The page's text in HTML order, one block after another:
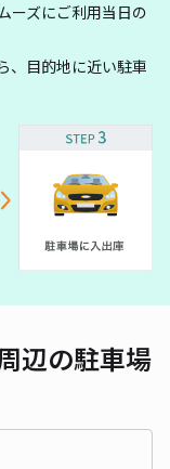
ーズにご利用当日の
、目的地に近い駐車
辺の駐車場